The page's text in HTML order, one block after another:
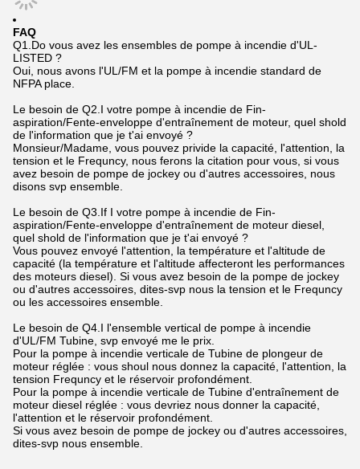
FAQ
Q1.Do vous avez les ensembles de pompe à incendie d'UL-
LISTED ?
Oui, nous avons l'UL/FM et la pompe à incendie standard de
NFPA place.
Le besoin de Q2.I votre pompe à incendie de Fin-
aspiration/Fente-enveloppe d'entraînement de moteur, quel shold
de l'information que je t'ai envoyé ?
Monsieur/Madame, vous pouvez privide la capacité, l'attention, la
tension et le Frequncy, nous ferons la citation pour vous, si vous
avez besoin de pompe de jockey ou d'autres accessoires, nous
disons svp ensemble.
Le besoin de Q3.If I votre pompe à incendie de Fin-
aspiration/Fente-enveloppe d'entraînement de moteur diesel,
quel shold de l'information que je t'ai envoyé ?
Vous pouvez envoyé l'attention, la température et l'altitude de
capacité (la température et l'altitude affecteront les performances
des moteurs diesel). Si vous avez besoin de la pompe de jockey
ou d'autres accessoires, dites-svp nous la tension et le Frequncy
ou les accessoires ensemble.
Le besoin de Q4.I l'ensemble vertical de pompe à incendie
d'UL/FM Tubine, svp envoyé me le prix.
Pour la pompe à incendie verticale de Tubine de plongeur de
moteur réglée : vous shoul nous donnez la capacité, l'attention, la
tension Frequncy et le réservoir profondément.
Pour la pompe à incendie verticale de Tubine d'entraînement de
moteur diesel réglée : vous devriez nous donner la capacité,
l'attention et le réservoir profondément.
Si vous avez besoin de pompe de jockey ou d'autres accessoires,
dites-svp nous ensemble.